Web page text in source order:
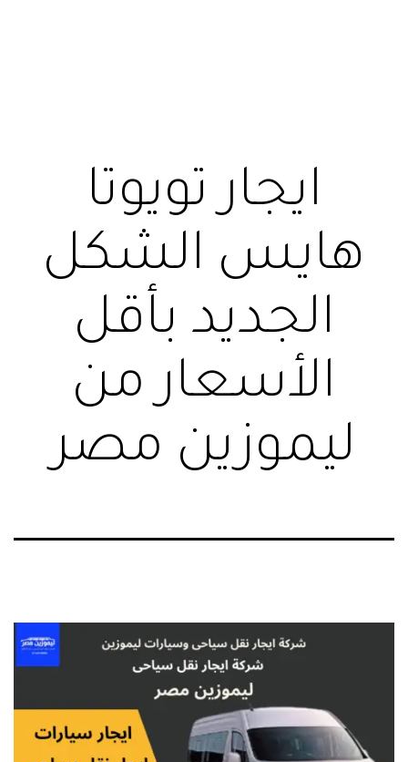
ايجار تويوتا
هايس الشكل
الجديد بأقل
الأسعار من
ليموزين مصر